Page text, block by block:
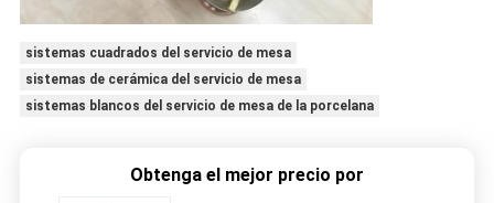
sistemas cuadrados del servicio de mesa
sistemas de cerámica del servicio de mesa
sistemas blancos del servicio de mesa de la porcelana
Obtenga el mejor precio por